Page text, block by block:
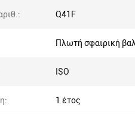
Q41F
Πλωτή σφαιρική
ISO
1 έτος